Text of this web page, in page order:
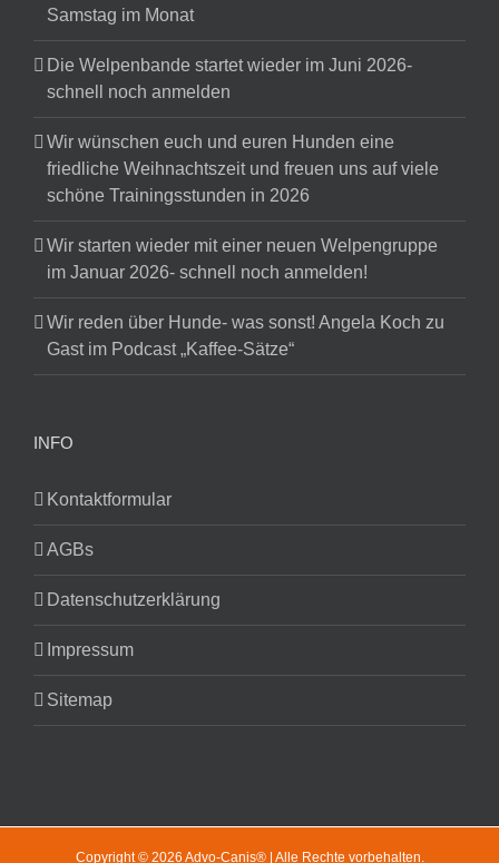
Samstag im Monat
Die Welpenbande startet wieder im Juni 2026-
schnell noch anmelden
Wir wünschen euch und euren Hunden eine
friedliche Weihnachtszeit und freuen uns auf viele
schöne Trainingsstunden in 2026
Wir starten wieder mit einer neuen Welpengruppe
im Januar 2026- schnell noch anmelden!
Wir reden über Hunde- was sonst! Angela Koch zu
Gast im Podcast „Kaffee-Sätze“
INFO
Kontaktformular
AGBs
Datenschutzerklärung
Impressum
Sitemap
Copyright © 2026 Advo-Canis® | Alle Rechte vorbehalten.